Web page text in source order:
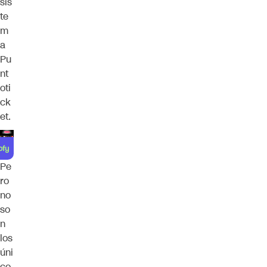
te
m
a
Pu
nt
oti
ck
et.
Pe
ro
no
so
n
los
úni